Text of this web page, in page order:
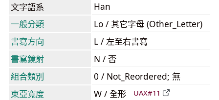
文字語系
Han
一般分類
Lo / 其它字母 (Other_Letter)
書寫方向
L / 左至右書寫
書寫鏡射
N / 否
組合類別
0 / Not_Reordered; 無
東亞寬度
W / 全形 UAX#11